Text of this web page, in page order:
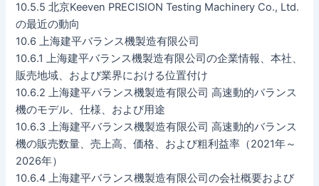
10.5.5 北京Keeven PRECISION Testing Machinery Co., Ltd.
の最近の動向
10.6 上海建平バランス機製造有限公司
10.6.1 上海建平バランス機製造有限公司の企業情報、本社、
販売地域、および業界における位置付け
10.6.2 上海建平バランス機製造有限公司 高速動的バランス
機のモデル、仕様、および用途
10.6.3 上海建平バランス機製造有限公司 高速動的バランス
機の販売数量、売上高、価格、および粗利益率（2021年～
2026年）
10.6.4 上海建平バランス機製造有限公司の会社概要および